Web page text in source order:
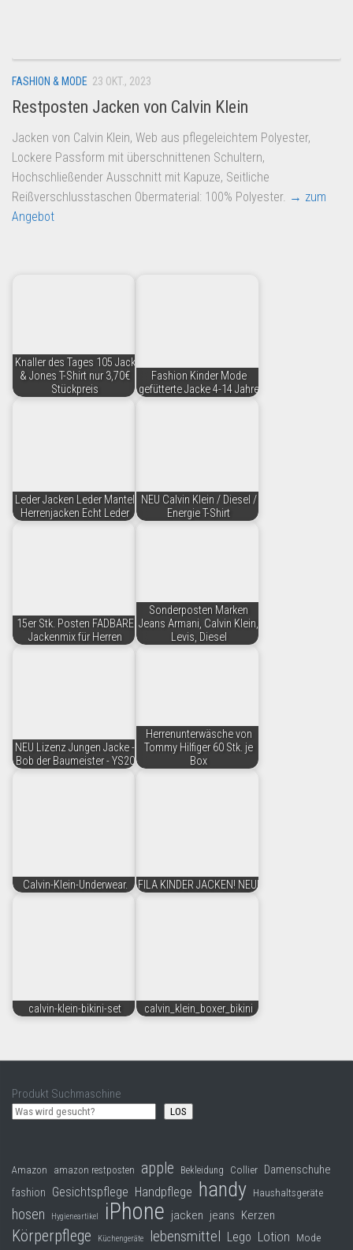
Amazon
Aldi
Lidl
Kostenlos verkaufen
Anmelden
FASHION & MODE 23 OKT., 2023
Restposten Jacken von Calvin Klein
Jacken von Calvin Klein, Web aus pflegeleichtem Polyester,
Lockere Passform mit überschnittenen Schultern,
Hochschließender Ausschnitt mit Kapuze, Seitliche
Reißverschlusstaschen Obermaterial: 100% Polyester. → zum
Angebot
Knaller des Tages 105 Jack
& Jones T-Shirt nur 3,70€
Stückpreis
Fashion Kinder Mode
gefütterte Jacke 4-14 Jahre
Leder Jacken Leder Mantel
Herrenjacken Echt Leder
NEU Calvin Klein / Diesel /
Energie T-Shirt
15er Stk. Posten FADBARE
Jackenmix für Herren
Sonderposten Marken
Jeans Armani, Calvin Klein,
Levis, Diesel
NEU Lizenz Jungen Jacke -
Bob der Baumeister - YS20
Herrenunterwäsche von
Tommy Hilfiger 60 Stk. je
Box
Calvin-Klein-Underwear. FILA KINDER JACKEN! NEU!
calvin-klein-bikini-set calvin_klein_boxer_bikini
Produkt Suchmaschine
LOS
Amazon amazon restposten apple Bekleidung Collier Damenschuhe
fashion Gesichtspflege Handpflege handy Haushaltsgeräte
hosen Hygieneartikel iPhone jacken jeans Kerzen
Körperpflege Küchengeräte lebensmittel Lego Lotion Mode